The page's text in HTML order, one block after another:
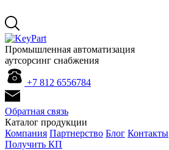
Промышленная автоматизация
аутсорсинг снабжения
+7 812 6556784
Обратная связь
Каталог продукции
Компания Партнерство Блог Контакты
Получить КП